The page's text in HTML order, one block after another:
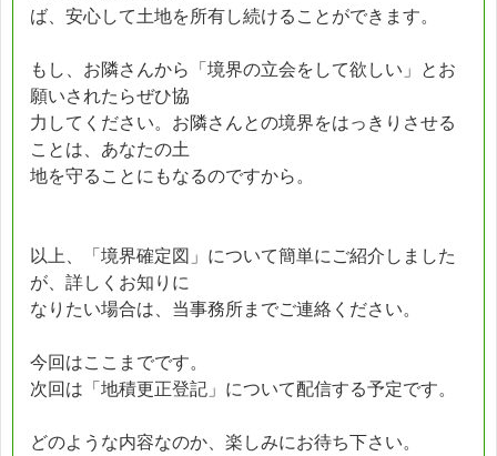
ば、安心して土地を所有し続けることができます。
もし、お隣さんから「境界の立会をして欲しい」とお
願いされたらぜひ協
力してください。お隣さんとの境界をはっきりさせる
ことは、あなたの土
地を守ることにもなるのですから。
以上、「境界確定図」について簡単にご紹介しました
が、詳しくお知りに
なりたい場合は、当事務所までご連絡ください。
今回はここまでです。
次回は「地積更正登記」について配信する予定です。
どのような内容なのか、楽しみにお待ち下さい。